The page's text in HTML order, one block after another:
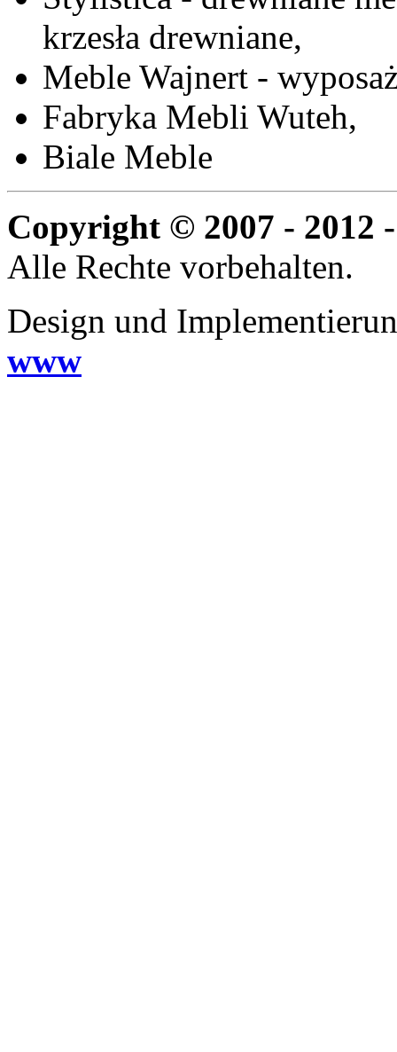
krzesła drewniane,
Meble Wajnert -
Fabryka Mebli Wuteh,
Biale Meble
Copyright © 2007 - 2012
Alle Rechte vorbehalten.
Design und
www